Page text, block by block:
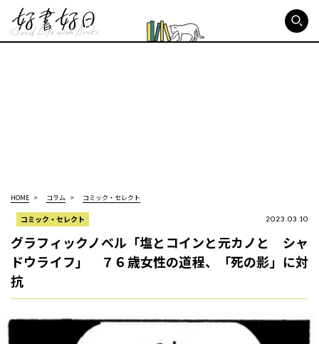
HOME コラム コミック・セレクト
コミック・セレクト 2023.03.10
グラフィックノベル「塩とコインと元カノと シャ
ドウライフ」 ７６歳女性の道程、「死の影」に対
抗